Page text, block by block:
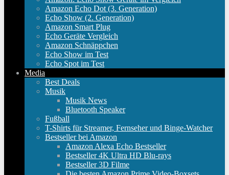
Amazon Echo Dot (3. Generation)
Echo Show (2. Generation)
Amazon Smart Plug
Echo Geräte Vergleich
Amazon Schnäppchen
Echo Show im Test
Echo Spot im Test
Media
Best Deals
Musik
Musik News
Bluetooth Speaker
Fußball
T-Shirts für Streamer, Fernseher und Binge-Watcher
Bestseller bei Amazon
Amazon Alexa Echo Bestseller
Bestseller 4K Ultra HD Blu-rays
Bestseller 3D Filme